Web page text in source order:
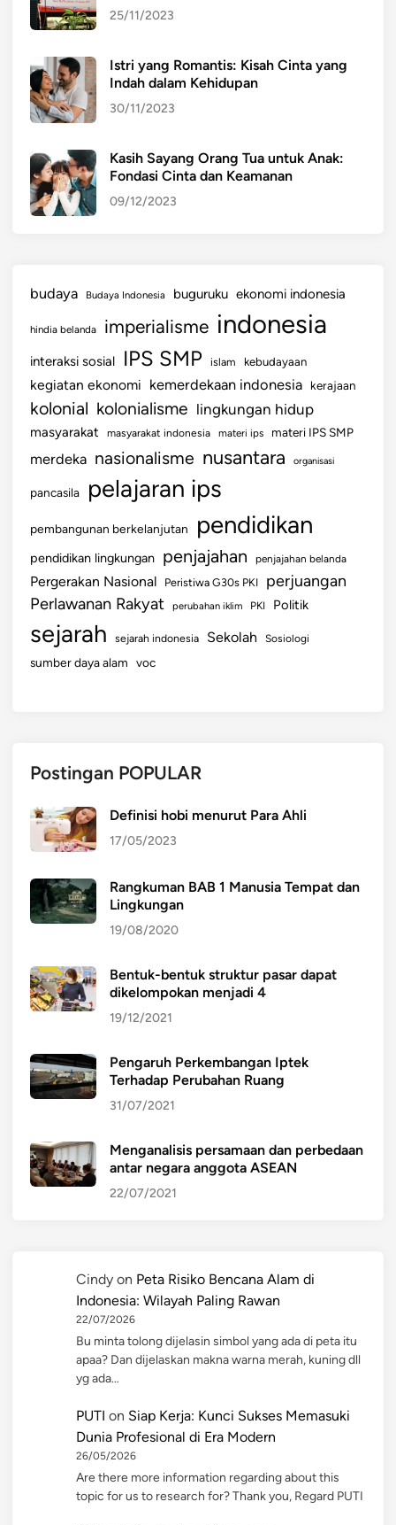
25/11/2023
Istri yang Romantis: Kisah Cinta yang
Indah dalam Kehidupan
30/11/2023
Kasih Sayang Orang Tua untuk Anak:
Fondasi Cinta dan Keamanan
09/12/2023
budaya Budaya Indonesia buguruku ekonomi indonesia
hindia belanda imperialisme indonesia
interaksi sosial IPS SMP islam kebudayaan
kegiatan ekonomi kemerdekaan indonesia kerajaan
kolonial kolonialisme lingkungan hidup
masyarakat masyarakat indonesia materi ips materi IPS SMP
merdeka nasionalisme nusantara organisasi
pancasila pelajaran ips
pembangunan berkelanjutan pendidikan
pendidikan lingkungan penjajahan penjajahan belanda
Pergerakan Nasional Peristiwa G30s PKI perjuangan
Perlawanan Rakyat perubahan iklim PKI Politik
sejarah sejarah indonesia Sekolah Sosiologi
sumber daya alam voc
Postingan POPULAR
Definisi hobi menurut Para Ahli
17/05/2023
Rangkuman BAB 1 Manusia Tempat dan
Lingkungan
19/08/2020
Bentuk-bentuk struktur pasar dapat
dikelompokan menjadi 4
19/12/2021
Pengaruh Perkembangan Iptek
Terhadap Perubahan Ruang
31/07/2021
Menganalisis persamaan dan perbedaan
antar negara anggota ASEAN
22/07/2021
Cindy on Peta Risiko Bencana Alam di
Indonesia: Wilayah Paling Rawan
22/07/2026
Bu minta tolong dijelasin simbol yang ada di peta itu
apaa? Dan dijelaskan makna warna merah, kuning dll
yg ada…
PUTI on Siap Kerja: Kunci Sukses Memasuki
Dunia Profesional di Era Modern
26/05/2026
Are there more information regarding about this
topic for us to research for? Thank you, Regard PUTI